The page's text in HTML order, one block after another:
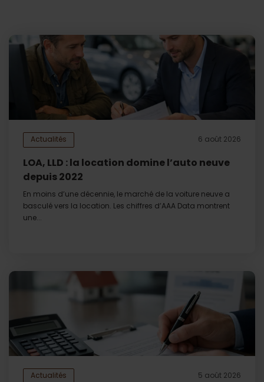
Actualités 6 août 2026
LOA, LLD : la location domine l’auto neuve
depuis 2022
En moins d’une décennie, le marché de la voiture neuve a
basculé vers la location. Les chiffres d’AAA Data montrent
une...
Actualités 5 août 2026